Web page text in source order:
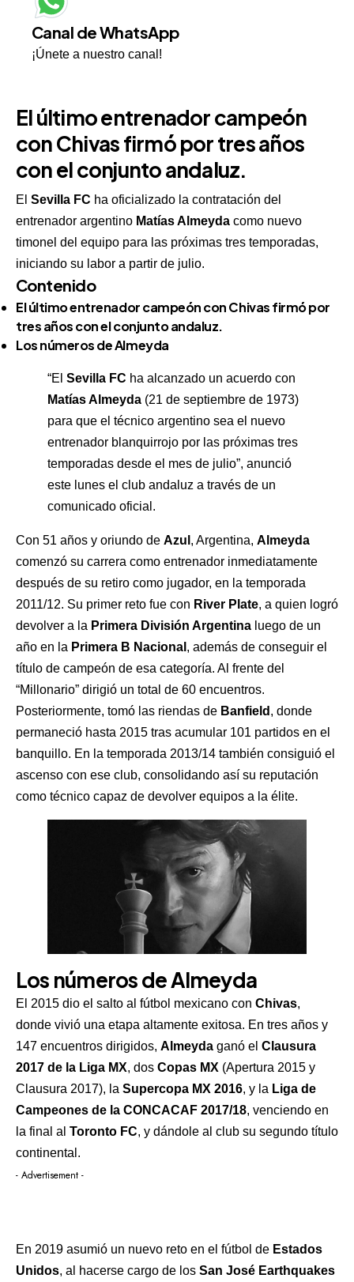
Canal de WhatsApp
¡Únete a nuestro canal!
El último entrenador campeón
con Chivas firmó por tres años
con el conjunto andaluz.
El Sevilla FC ha oficializado la contratación del
entrenador argentino Matías Almeyda como nuevo
timonel del equipo para las próximas tres temporadas,
iniciando su labor a partir de julio.
Contenido
El último entrenador campeón con Chivas firmó por
tres años con el conjunto andaluz.
Los números de Almeyda
“El Sevilla FC ha alcanzado un acuerdo con
Matías Almeyda (21 de septiembre de 1973)
para que el técnico argentino sea el nuevo
entrenador blanquirrojo por las próximas tres
temporadas desde el mes de julio”, anunció
este lunes el club andaluz a través de un
comunicado oficial.
Con 51 años y oriundo de Azul , Argentina, Almeyda
comenzó su carrera como entrenador inmediatamente
después de su retiro como jugador, en la temporada
2011/12. Su primer reto fue con River Plate, a quien logró
devolver a la Primera División Argentina luego de un
año en la Primera B Nacional , además de conseguir el
título de campeón de esa categoría. Al frente del
“Millonario” dirigió un total de 60 encuentros.
Posteriormente, tomó las riendas de Banfield , donde
permaneció hasta 2015 tras acumular 101 partidos en el
banquillo. En la temporada 2013/14 también consiguió el
ascenso con ese club, consolidando así su reputación
como técnico capaz de devolver equipos a la élite.
Los números de Almeyda
El 2015 dio el salto al fútbol mexicano con Chivas,
donde vivió una etapa altamente exitosa. En tres años y
147 encuentros dirigidos, Almeyda ganó el Clausura
2017 de la Liga MX, dos Copas MX (Apertura 2015 y
Clausura 2017), la Supercopa MX 2016, y la Liga de
Campeones de la CONCACAF 2017/18, venciendo en
la final al Toronto FC, y dándole al club su segundo título
continental.
- Advertisement -
En 2019 asumió un nuevo reto en el fútbol de Estados
Unidos, al hacerse cargo de los San José Earthquakes